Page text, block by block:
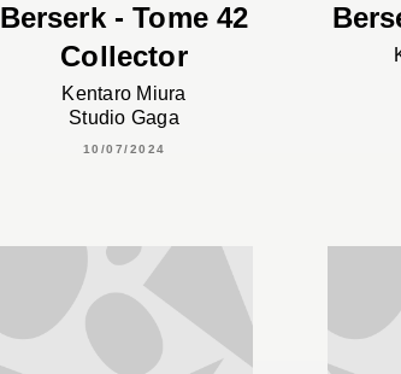
Berserk - Tome 42
Collector
Kentaro Miura
Studio Gaga
10/07/2024